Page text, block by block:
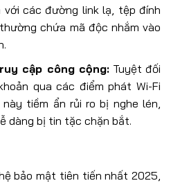
với các đường link lạ, tệp đính
chứa mã độc nhắm vào
cập công cộng:Tuyệt đối
qua các điểm phát Wi-Fi
này tiềm ẩn rủi ro bị nghe lén,
dàng bị tin tặc chặn bắt.
bảo mật tiên tiến nhất 2025,